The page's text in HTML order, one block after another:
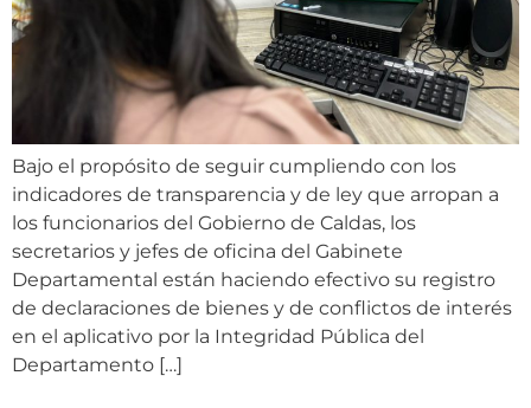
Bajo el propósito de seguir cumpliendo con los
indicadores de transparencia y de ley que arropan a
los funcionarios del Gobierno de Caldas, los
secretarios y jefes de oficina del Gabinete
Departamental están haciendo efectivo su registro
de declaraciones de bienes y de conflictos de interés
en el aplicativo por la Integridad Pública del
Departamento […]